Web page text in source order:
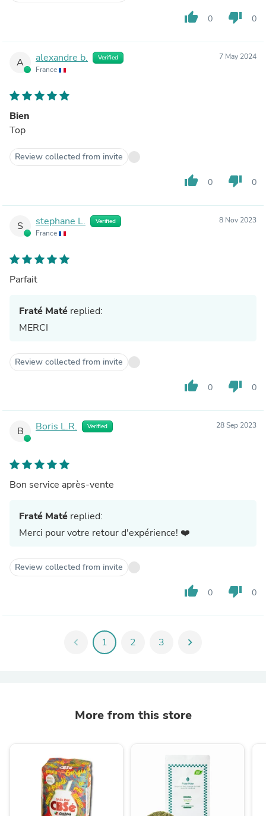
thumb_up 0 thumb_down 0
A alexandre b. Verified
France
7 May 2024
Bien
Top
Review collected from invite
thumb_up 0 thumb_down 0
S stephane L. Verified
France
8 Nov 2023
Parfait
Fraté Maté replied:
MERCI
Review collected from invite
thumb_up 0 thumb_down 0
B Boris L.R. Verified 28 Sep 2023
Bon service après-vente
Fraté Maté replied:
Merci pour votre retour d'expérience! ❤️
Review collected from invite
thumb_up 0 thumb_down 0
chevron_left 1 2 3 chevron_right
More from this store